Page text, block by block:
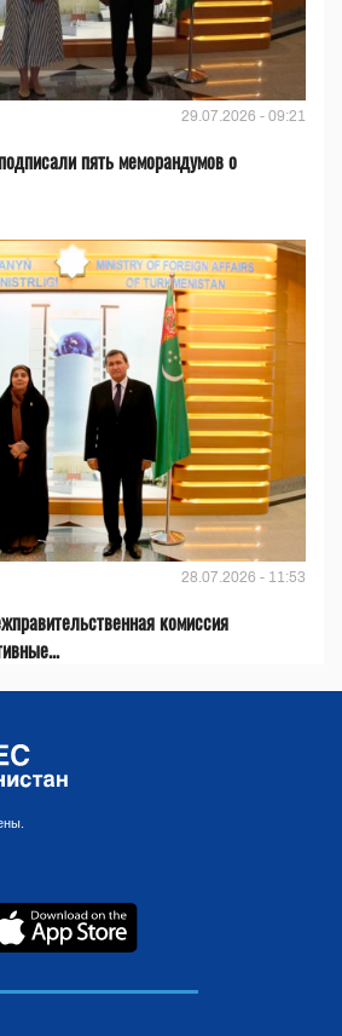
29.07.2026 - 09:21
пять меморандумов о
28.07.2026 - 11:53
комиссия